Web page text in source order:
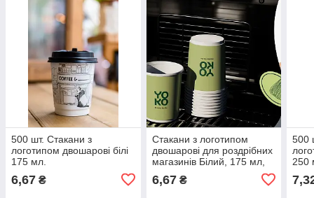
500 шт. Стакани з
логотипом двошарові білі
175 мл.
6,67 ₴
Стакани з логотипом
двошарові для роздрібних
магазинів Білий, 175 мл,
6,67₴
500
250